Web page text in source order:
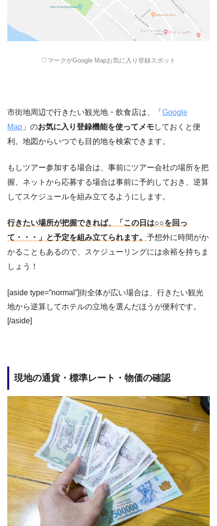
♡マークがGoogle Mapお気に入り登録スポット
市街地周辺で行きたい観光地・飲食店は、「 Google
Map 」のお気に入り登録機能を使ってメモしておくと便
利。地図からいつでも目的地を検索できます。
もしツアー参加する場合は、事前にツアー会社の場所を把
握、ネットから応募する場合は事前に予約しておき、逆算
してスケジュールを組み立てるようにします。
行きたい場所が把握できれば、「この日は○○を回っ
て・・・」と予定を組み立てられます。 予想外に時間がか
かることもあるので、スケジューリングには余裕を持ちま
しょう！
[aside type=”normal”]街全体が広い場合は、行きたい観光
地から逆算してホテルの立地を選んだほうが便利です。
[/aside]
現地の通貨・標準レート・物価の確認